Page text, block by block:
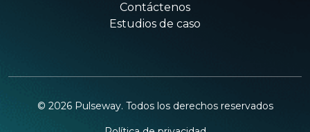
Contáctenos
Estudios de caso
© 2026 Pulseway. Todos los derechos reservados